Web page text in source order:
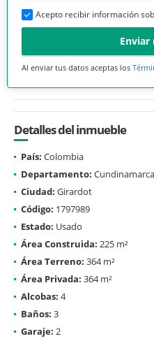
Acepto recibir información
Enviar
Al enviar tus datos aceptas los
Detalles del inmueble
País: Colombia
Departamento: Cundinamarca
Ciudad: Girardot
Código: 1797989
Estado: Usado
Área Construida: 225 m²
Área Terreno: 364 m²
Área Privada: 364 m²
Alcobas: 4
Baños: 3
Garaje: 2